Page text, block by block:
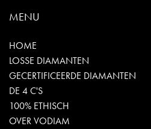
MENU
HOME
LOSSE DIAMANTEN
GECERTIFICEERDE DIAMANTEN
DE 4 C'S
100% ETHISCH
OVER VODIAM